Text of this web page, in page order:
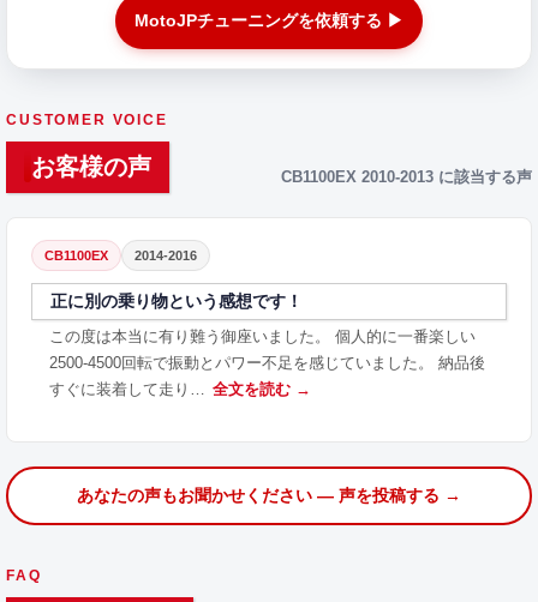
MotoJPチューニングを依頼する ▶
CUSTOMER VOICE
お客様の声 CB1100EX 2010-2013 に該当する声
CB1100EX 2014-2016
正に別の乗り物という感想です！
この度は本当に有り難う御座いました。 個人的に一番楽しい
2500-4500回転で振動とパワー不足を感じていました。 納品後
すぐに装着して走り…
全文を読む →
あなたの声もお聞かせください — 声を投稿する →
FAQ